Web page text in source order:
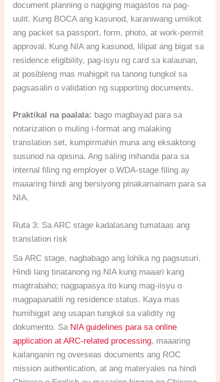
document planning o nagiging magastos na pag-
uulit. Kung BOCA ang kasunod, karaniwang umiikot
ang packet sa passport, form, photo, at work-permit
approval. Kung NIA ang kasunod, lilipat ang bigat sa
residence eligibility, pag-isyu ng card sa kalaunan,
at posibleng mas mahigpit na tanong tungkol sa
pagsasalin o validation ng supporting documents.
Praktikal na paalala: bago magbayad para sa
notarization o muling i-format ang malaking
translation set, kumpirmahin muna ang eksaktong
susunod na opisina. Ang saling inihanda para sa
internal filing ng employer o WDA-stage filing ay
maaaring hindi ang bersiyong pinakamainam para sa
NIA.
Ruta 3: Sa ARC stage kadalasang tumataas ang
translation risk
Sa ARC stage, nagbabago ang lohika ng pagsusuri.
Hindi lang tinatanong ng NIA kung maaari kang
magtrabaho; nagpapasya ito kung mag-iisyu o
magpapanatili ng residence status. Kaya mas
humihigpit ang usapan tungkol sa validity ng
dokumento. Sa NIA guidelines para sa online
application at ARC-related processing, maaaring
kailanganin ng overseas documents ang ROC
mission authentication, at ang materyales na hindi